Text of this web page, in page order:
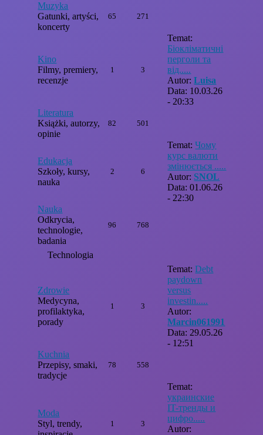
Muzyka
Gatunki, artyści,
koncerty
65 271
Kino
Filmy, premiery,
recenzje
1 3
Temat:
Біокліматичні
перголи та
від.....
Autor:Luisa
Data: 10.03.26
- 20:33
Literatura
Książki, autorzy,
opinie
82 501
Edukacja
Szkoły, kursy,
nauka
2 6
Temat:Чому
курс валюти
змінюється .....
Autor: SNOL
Data: 01.06.26
- 22:30
Nauka
Odkrycia,
technologie,
badania
96 768
Technologia
Zdrowie
Medycyna,
profilaktyka,
porady
1 3
Temat:Debt
paydown
versus
investin.....
Autor:
Marcin061991
Data: 29.05.26
- 12:51
Kuchnia
Przepisy, smaki,
tradycje
78 558
Moda
Styl, trendy,
1 3
Temat:
украинские
IT-тренды и
цифро.....
Autor: